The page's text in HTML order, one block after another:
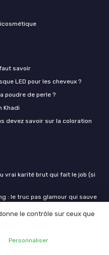
savoir
LED pour les cheveux ?
poudre de perle ?
Khadi
devez savoir sur la coloration
vrai karité brut qui fait le job (si
: le truc pas glamour qui sauve
: un vrai savon simple, propre et
barbarie : une bonne huile anti-
le contrôle sur ceux que
Personnaliser